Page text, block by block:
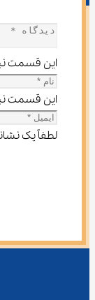
این قسمت
این قسمت
لطفاً یک